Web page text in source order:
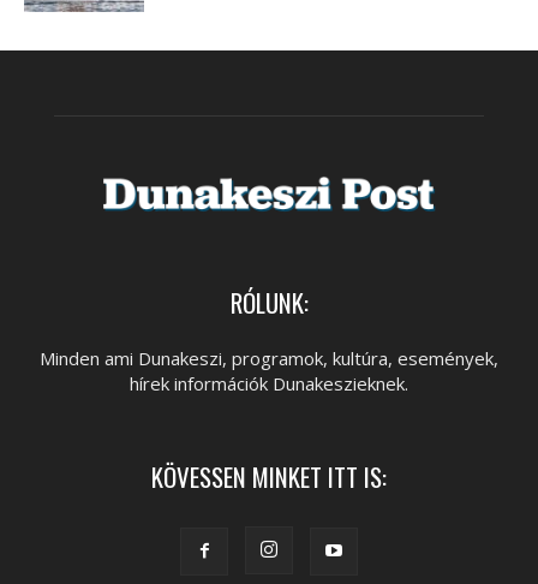
RÓLUNK:
Minden ami Dunakeszi, programok, kultúra, események,
hírek információk Dunakeszieknek.
KÖVESSEN MINKET ITT IS: